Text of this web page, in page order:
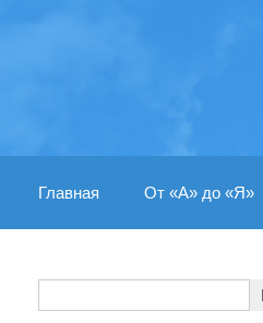
Главная От «А» до «Я»